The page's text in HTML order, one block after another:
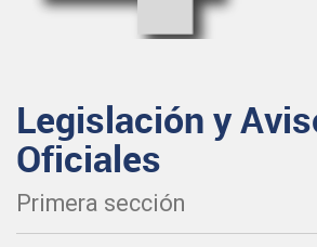
Legislación y
Oficiales
Primera sección